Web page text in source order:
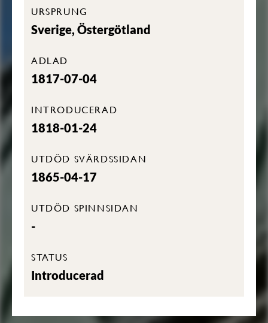
URSPRUNG
Sverige, Östergötland
ADLAD
1817-07-04
INTRODUCERAD
1818-01-24
UTDÖD SVÄRDSSIDAN
1865-04-17
UTDÖD SPINNSIDAN
-
STATUS
Introducerad